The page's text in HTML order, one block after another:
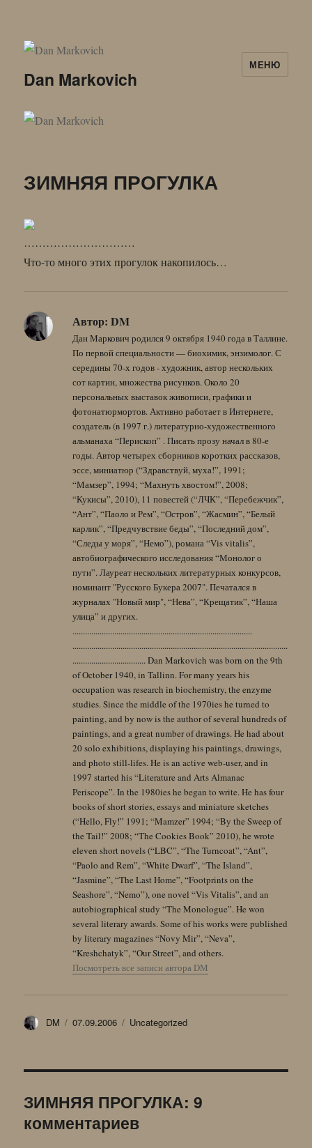
Dan Markovich
МЕНЮ
ЗИМНЯЯ ПРОГУЛКА
…………………………
Что-то много этих прогулок накопилось…
Автор: DM
Дан Маркович родился 9 октября 1940 года в Таллине.
По первой специальности — биохимик, энзимолог. С
середины 70-х годов - художник, автор нескольких
сот картин, множества рисунков. Около 20
персональных выставок живописи, графики и
фотонатюрмортов. Активно работает в Интернете,
создатель (в 1997 г.) литературно-художественного
альманаха “Перископ” . Писать прозу начал в 80-е
годы. Автор четырех сборников коротких рассказов,
эссе, миниатюр (“Здравствуй, муха!”, 1991;
“Мамзер”, 1994; “Махнуть хвостом!”, 2008;
“Кукисы”, 2010), 11 повестей (“ЛЧК”, “Перебежчик”,
“Ант”, “Паоло и Рем”, “Остров”, “Жасмин”, “Белый
карлик”, “Предчувствие беды”, “Последний дом”,
“Следы у моря”, “Немо”), романа “Vis vitalis”,
автобиографического исследования “Монолог о
пути”. Лауреат нескольких литературных конкурсов,
номинант "Русского Букера 2007". Печатался в
журналах "Новый мир", “Нева”, “Крещатик”, “Наша
улица” и других.
......................................................................................
.......................................................................................................
................................... Dan Markovich was born on the 9th
of October 1940, in Tallinn. For many years his
occupation was research in biochemistry, the enzyme
studies. Since the middle of the 1970ies he turned to
painting, and by now is the author of several hundreds of
paintings, and a great number of drawings. He had about
20 solo exhibitions, displaying his paintings, drawings,
and photo still-lifes. He is an active web-user, and in
1997 started his “Literature and Arts Almanac
Periscope”. In the 1980ies he began to write. He has four
books of short stories, essays and miniature sketches
(“Hello, Fly!” 1991; “Mamzer” 1994; “By the Sweep of
the Tail!” 2008; “The Cookies Book” 2010), he wrote
eleven short novels (“LBC”, “The Turncoat”, “Ant”,
“Paolo and Rem”, “White Dwarf”, “The Island”,
“Jasmine”, “The Last Home”, “Footprints on the
Seashore”, “Nemo”), one novel “Vis Vitalis”, and an
autobiographical study “The Monologue”. He won
several literary awards. Some of his works were published
by literary magazines “Novy Mir”, “Neva”,
“Kreshchatyk”, “Our Street”, and others.
Посмотреть все записи автора DM
Автор
DM Опубликовано
07.09.2006 Рубрики
Uncategorized
ЗИМНЯЯ ПРОГУЛКА: 9
комментариев